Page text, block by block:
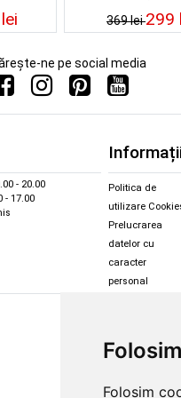
Folosim
369 lei299
ne pe social media
- 20.00
- 17.00
Politica de
utilizare
Prelucrarea
datelor cu
caracter
personal
Magazin snowboard